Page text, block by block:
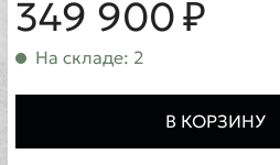
349 900 ₽
На складе: 2
В КОРЗИНУ